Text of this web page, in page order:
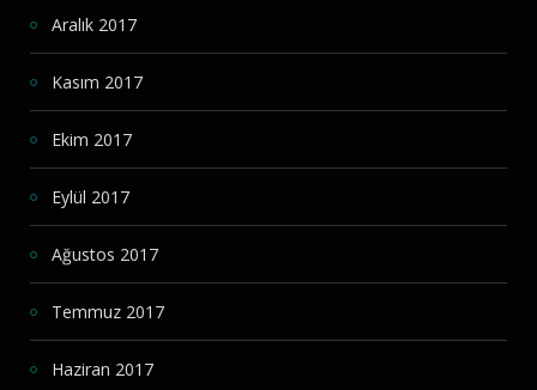
Aralık 2017
Kasım 2017
Ekim 2017
Eylül 2017
Ağustos 2017
Temmuz 2017
Haziran 2017